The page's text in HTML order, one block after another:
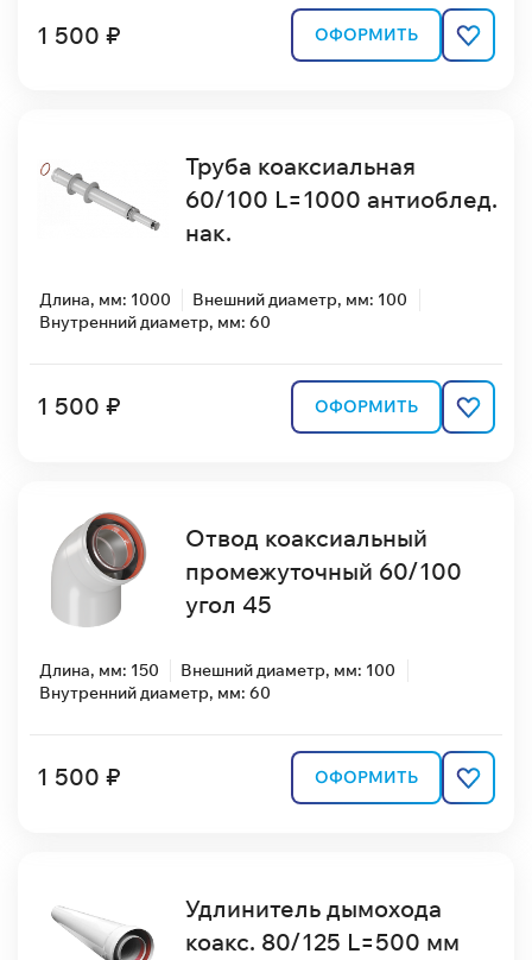
1 500 ₽ ОФОРМИТЬ
Труба коаксиальная
60/100 L=1000 антиоблед.
нак.
Длина, мм: 1000
Внешний диаметр, мм: 100
Внутренний диаметр, мм: 60
1 500 ₽ ОФОРМИТЬ
Отвод коаксиальный
промежуточный 60/100
угол 45
Длина, мм: 150
Внешний диаметр, мм: 100
Внутренний диаметр, мм: 60
1 500 ₽ ОФОРМИТЬ
Удлинитель дымохода
коакс. 80/125 L=500 мм